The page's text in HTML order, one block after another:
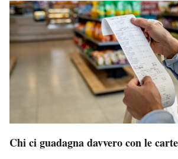
Chi ci guadagna davvero con le